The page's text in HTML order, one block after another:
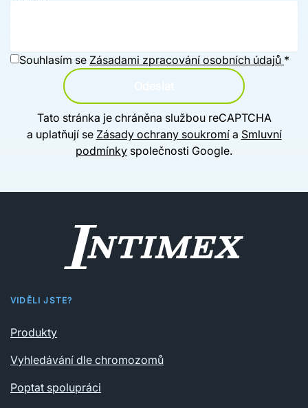
Souhlasím se Zásadami zpracování osobních údajů *
Tato stránka je chráněna službou reCAPTCHA
a uplatňují se Zásady ochrany soukromía Smluvní
podmínky společnosti Google.
VIDĚLI JSTE?
Produkty
Vyhledávání dle chromozomů
Poptat spolupráci